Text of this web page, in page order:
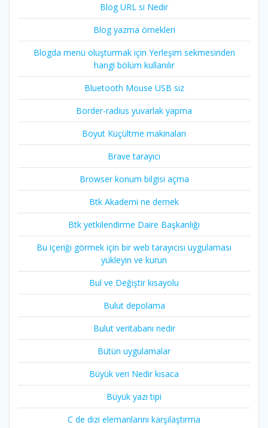
Blog URL si Nedir
Blog yazma örnekleri
Blogda menü oluşturmak için Yerleşim sekmesinden
hangi bölüm kullanılır
Bluetooth Mouse USB siz
Border-radius yuvarlak yapma
Boyut Küçültme makinaları
Brave tarayıcı
Browser konum bilgisi açma
Btk Akademi ne demek
Btk yetkilendirme Daire Başkanlığı
Bu içeriği görmek için bir web tarayıcısı uygulaması
yükleyin ve kurun
Bul ve Değiştir kısayolu
Bulut depolama
Bulut veritabanı nedir
Bütün uygulamalar
Büyük veri Nedir kısaca
Büyük yazı tipi
C de dizi elemanlarını karşılaştırma